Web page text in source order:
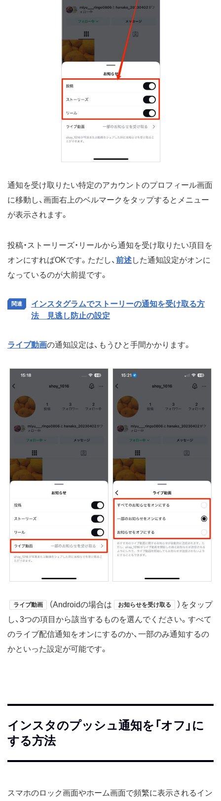
通知を受け取りたい特定のアカウントのプロフィール画面
に移動し、画面右上のベルマークをタップするとメニュー
が表示されます。
投稿・ストーリーズ・リールから通知を受け取りたい項目を
オンにすればOKです。ただし、 前述した通知設定がオンに
なっているのが大前提です。
インスタグラムでストーリーの通知を受け取る方
法 見逃し防止の設定
ライブ動画の通知設定は、もうひと手間かかります。
ライブ動画 （Androidの場合は お知らせを受け取る
）をタップ
し、3つの項目から該当するものを選んでください。すべて
のライブ配信通知をオンにするのか、一部のみ通知するの
かといった設定が可能です。
インスタのプッシュ通知を「オフ」に
する方法
スマホのロック画面やホーム画面で頻繁に表示されるイン